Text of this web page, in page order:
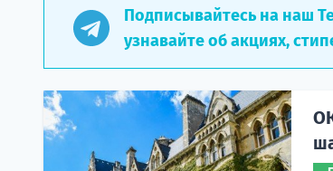
Подписывайтесь на наш
узнавайте об акциях,